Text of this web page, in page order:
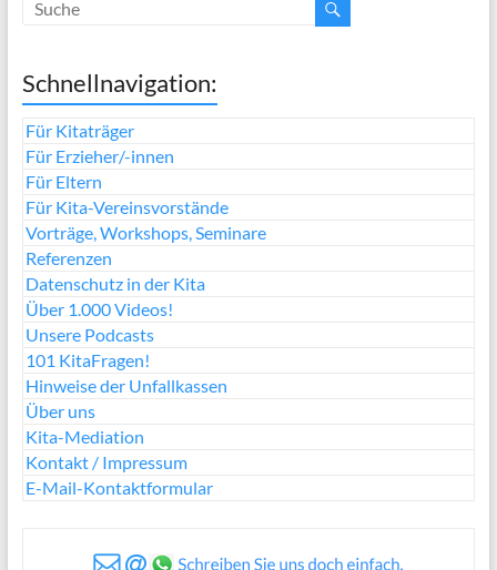
Schnellnavigation:
Für Kitaträger
Für Erzieher/-innen
Für Eltern
Für Kita-Vereinsvorstände
Vorträge, Workshops, Seminare
Referenzen
Datenschutz in der Kita
Über 1.000 Videos!
Unsere Podcasts
101 KitaFragen!
Hinweise der Unfallkassen
Über uns
Kita-Mediation
Kontakt / Impressum
E-Mail-Kontaktformular